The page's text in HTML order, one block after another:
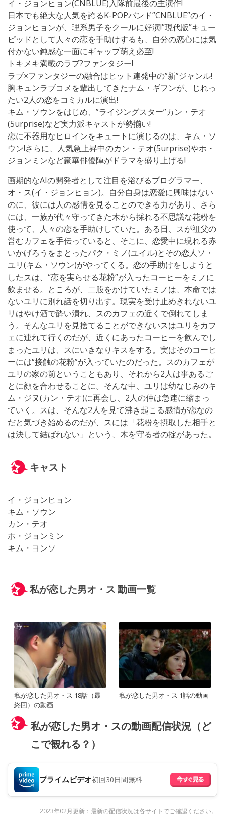
イ・ジョンヒョン(CNBLUE)入隊前最後の主演作!
日本でも絶大な人気を誇るK-POPバンド”CNBLUE”のイ・
ジョンヒョンが、理系男子をクールに好演!”現代版”キュー
ピッドとして人々の恋を手助けするも、自分の恋心には気
付かない鈍感な一面にギャップ萌え必至!
トキメキ満載のラブ?ファンタジー!
ラブ×ファンタジーの融合はヒット連発中の”新”ジャンル!
胸キュンラブコメを輩出してきたナム・ギフンが、じれっ
たい2人の恋をコミカルに演出!
キム・ソウンをはじめ、”ライジングスター”カン・テオ
(5urprise)など実力派キャストが勢揃い!
恋に不器用なヒロインをキュートに演じるのは、キム・ソ
ウン!さらに、人気急上昇中のカン・テオ(5urprise)やホ・
ジョンミンなど豪華俳優陣がドラマを盛り上げる!
画期的なAIの開発者として注目を浴びるプログラマー、
オ・ス(イ・ジョンヒョン)。自分自身は恋愛に興味はない
のに、彼には人の感情を見ることのできる力があり、さら
には、一族が代々守ってきた木から採れる不思議な花粉を
使って、人々の恋を手助けしていた。ある日、スが祖父の
営むカフェを手伝っていると、そこに、恋愛中に現れる赤
いかげろうをまとったパク・ミノ(ユイル)とその恋人ソ・
ユリ(キム・ソウン)がやってくる。恋の手助けをしようと
したスは、“恋を実らせる花粉”が入ったコーヒーをミノに
飲ませる。ところが、二股をかけていたミノは、本命では
ないユリに別れ話を切り出す。現実を受け止めきれないユ
リはやけ酒で酔い潰れ、スのカフェの近くで倒れてしま
う。そんなユリを見捨てることができないスはユリをカフ
ェに連れて行くのだが、近くにあったコーヒーを飲んでし
まったユリは、スにいきなりキスをする。実はそのコーヒ
ーには“接触の花粉”が入っていたのだった。スのカフェが
ユリの家の前ということもあり、それから2人は事あるご
とに顔を合わせることに。そんな中、ユリは幼なじみのキ
ム・ジヌ(カン・テオ)に再会し、2人の仲は急速に縮まっ
ていく。スは、そんな2人を見て沸き起こる感情が恋なの
だと気づき始めるのだが、スには「花粉を摂取した相手と
は決して結ばれない」という、木を守る者の掟があった。
キャスト
イ・ジョンヒョン
キム・ソウン
カン・テオ
ホ・ジョンミン
キム・ヨンソ
私が恋した男オ・ス 動画一覧
私が恋した男オ・ス 18話（最
終回）の動画
私が恋した男オ・ス 1話の動画
私が恋した男オ・スの動画配信状況（ど
こで観れる？）
プライムビデオ初回30日間無料
2023年02月更新：最新の配信状況は各サイトでご確認ください。